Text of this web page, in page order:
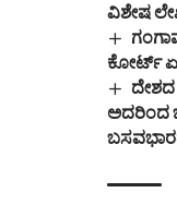
ವಿಶೇಷ
ಕೋರ್ಟ್
ದೇಶದ
ಅದರಿಂದ